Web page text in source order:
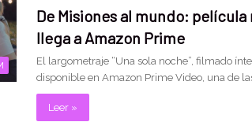
De Misiones al mundo:
llega a Amazon Prime
El largometraje “Una sola noche”, filmado
disponible en Amazon Prime Video, una de
Leer »